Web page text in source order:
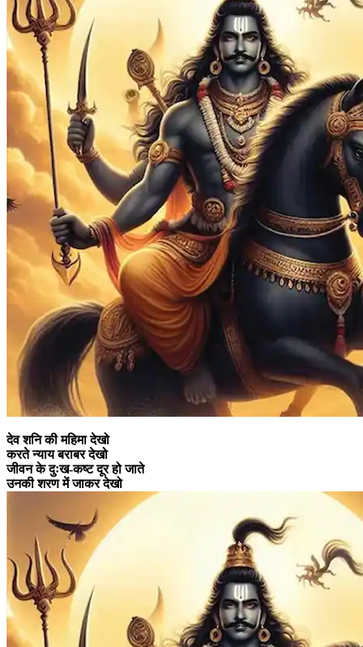
देव शनि की महिमा देखो
करते न्याय बराबर देखो
जीवन के दुःख-कष्ट दूर हो जाते
उनकी शरण में जाकर देखो